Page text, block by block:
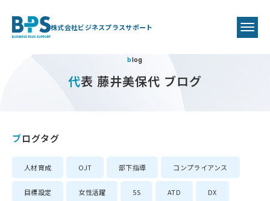
株式会社ビジネスプラスサポート
blog
代表 藤井美保代 ブログ
ブログタグ
人材育成 OJT 部下指導 コンプライアンス
目標設定 女性活躍 5S ATD DX